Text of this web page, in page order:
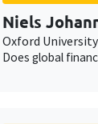
Niels
Oxford University
Does global